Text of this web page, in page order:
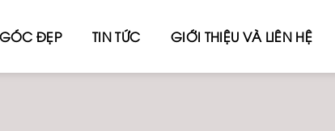
GÓC ĐẸP TIN TỨC GIỚI THIỆU VÀ LIÊN HỆ